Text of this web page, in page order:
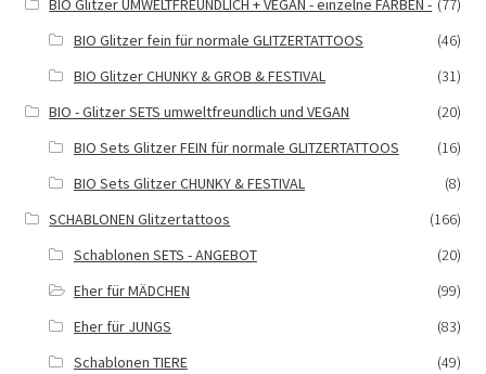
BIO Glitzer UMWELTFREUNDLICH + VEGAN - einzelne FARBEN - (77)
BIO Glitzer fein für normale GLITZERTATTOOS
(46)
BIO Glitzer CHUNKY & GROB & FESTIVAL
(31)
BIO - Glitzer SETS umweltfreundlich und VEGAN
(20)
BIO Sets Glitzer FEIN für normale GLITZERTATTOOS
(16)
BIO Sets Glitzer CHUNKY & FESTIVAL
(8)
SCHABLONEN Glitzertattoos
(166)
Schablonen SETS - ANGEBOT
(20)
Eher für MÄDCHEN
(99)
Eher für JUNGS
(83)
Schablonen TIERE
(49)